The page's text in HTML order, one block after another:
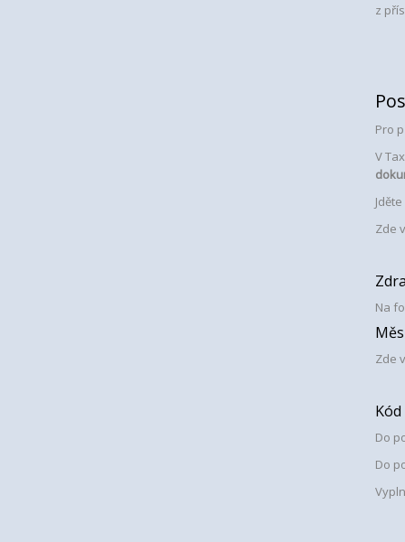
z
Pro
V
Zde
Na
Zde
Do
Do